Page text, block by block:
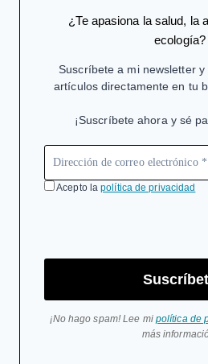
¿Te apasiona la salud, la
ecología?
Suscríbete a mi newsletter
artículos directamente en tu
¡Suscríbete ahora y sé
Acepto lapolítica de privacidad
¡No hago spam! Lee mi política de
más